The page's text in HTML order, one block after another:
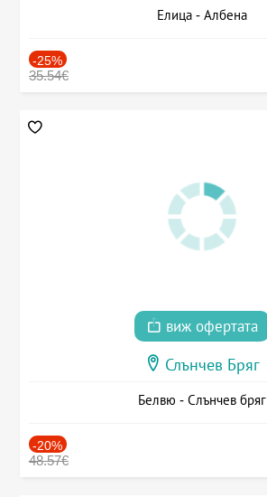
Елица - Албена
-25%
35.54€
виж офертата
Слънчев Бряг
Белвю - Слънчев бряг
-20%
48.57€